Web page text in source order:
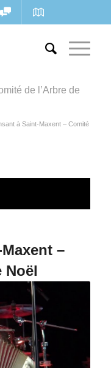
de l’Arbre de
à Saint-Maxent – Comité
–
Noël